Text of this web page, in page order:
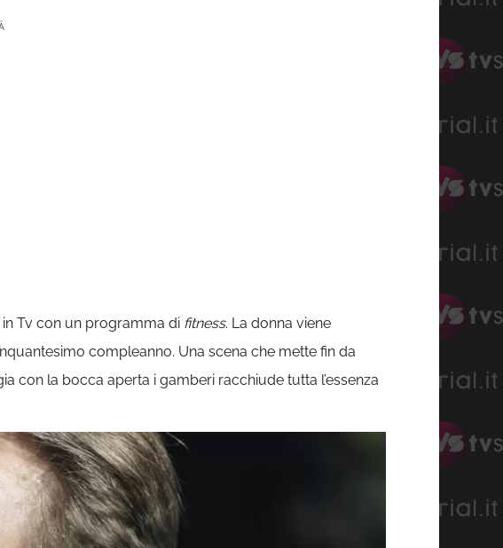
Tv con un programma di fitness. La donna viene
compleanno. Una scena che mette fin da
con la bocca aperta i gamberi racchiude tutta l’essenza